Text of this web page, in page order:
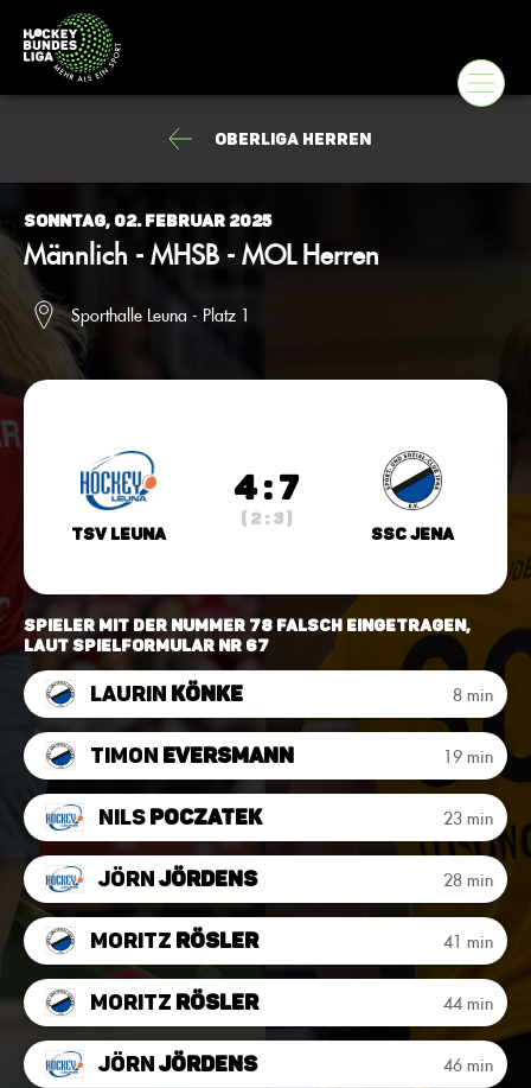
Oberliga Herren
Sonntag, 02. Februar 2025
Männlich - MHSB - MOL Herren
Sporthalle Leuna - Platz 1
TSV Leuna
4 : 7
( 2 : 3 )
SSC Jena
Spieler mit der Nummer 78 falsch eingetragen,
laut Spielformular Nr 67
Laurin Könke 8 min
Timon Eversmann 19 min
NilsPoczatek 23 min
JörnJördens 28 min
Moritz Rösler 41 min
Moritz Rösler 44 min
JörnJördens 46 min